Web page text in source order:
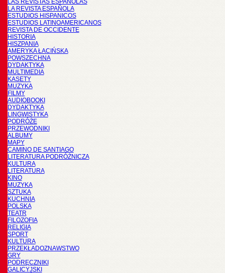
LAS REVISTAS ESPANOLAS
LA REVISTA ESPAÑOLA
ESTUDIOS HISPANICOS
ESTUDIOS LATINOAMERICANOS
REVISTA DE OCCIDENTE
HISTORIA
HISZPANIA
AMERYKA ŁACIŃSKA
POWSZECHNA
DYDAKTYKA
MULTIMEDIA
KASETY
MUZYKA
FILMY
AUDIOBOOKI
DYDAKTYKA
LINGWISTYKA
PODRÓŻE
PRZEWODNIKI
ALBUMY
MAPY
CAMINO DE SANTIAGO
LITERATURA PODRÓŻNICZA
KULTURA
LITERATURA
KINO
MUZYKA
SZTUKA
KUCHNIA
POLSKA
TEATR
FILOZOFIA
RELIGIA
SPORT
KULTURA
PRZEKŁADOZNAWSTWO
GRY
PODRĘCZNIKI
GALICYJSKI